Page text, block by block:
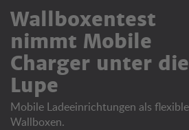
Wallboxentest
nimmt Mobile
Charger unter die
Lupe
Mobile Ladeeinrichtungen als
Wallboxen.